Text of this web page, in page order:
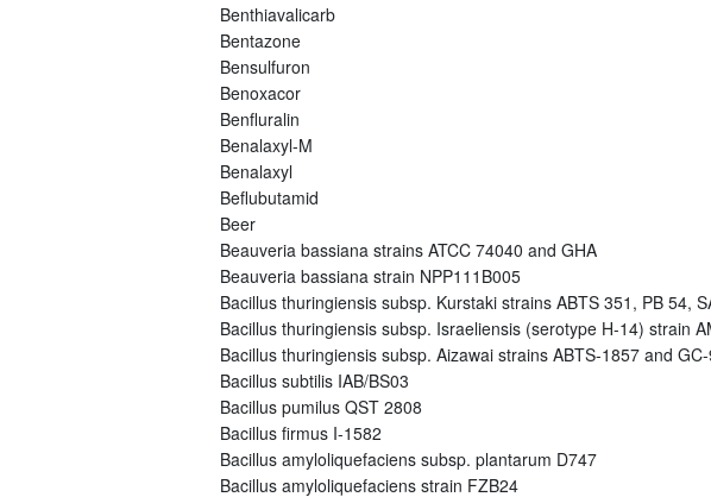
Benthiavalicarb
Bentazone
Bensulfuron
Benoxacor
Benfluralin
Benalaxyl-M
Benalaxyl
Beflubutamid
Beer
Beauveria bassiana strains ATCC 74040 and GHA
Beauveria bassiana strain NPP111B005
Bacillus thuringiensis subsp. Kurstaki strains ABTS 351, PB 54,
Bacillus thuringiensis subsp. Israeliensis (serotype H-14) strain
Bacillus thuringiensis subsp. Aizawai strains ABTS-1857 and GC-
Bacillus subtilis IAB/BS03
Bacillus pumilus QST 2808
Bacillus firmus I-1582
Bacillus amyloliquefaciens subsp. plantarum D747
Bacillus amyloliquefaciens strain FZB24